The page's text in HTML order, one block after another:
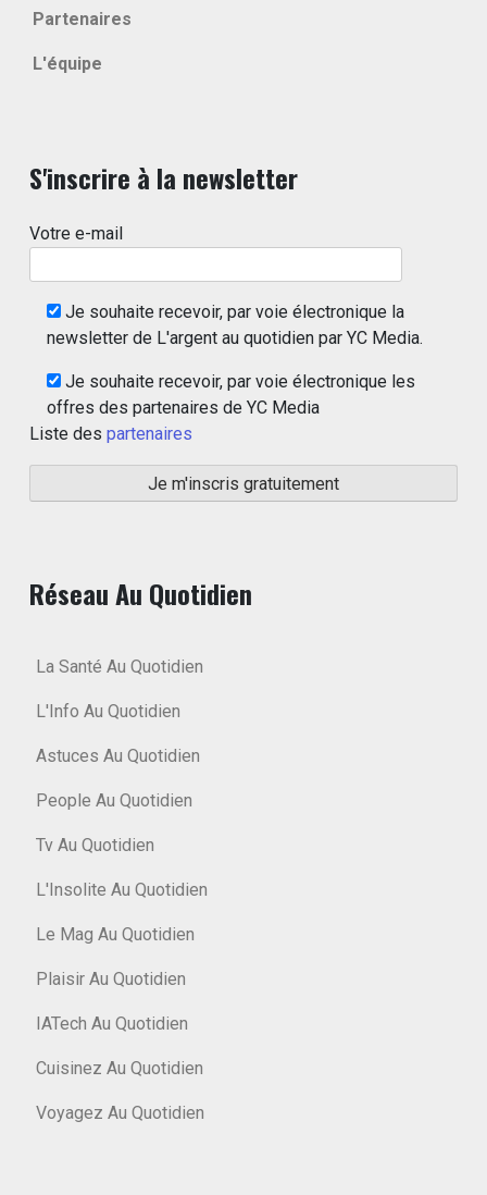
Partenaires
L'équipe
S'inscrire à la newsletter
Votre e-mail
Je souhaite recevoir, par voie électronique la
newsletter de L'argent au quotidien par YC Media.
Je souhaite recevoir, par voie électronique les
offres des partenaires de YC Media
Liste des partenaires
Réseau Au Quotidien
La Santé Au Quotidien
L'Info Au Quotidien
Astuces Au Quotidien
People Au Quotidien
Tv Au Quotidien
L'Insolite Au Quotidien
Le Mag Au Quotidien
Plaisir Au Quotidien
IATech Au Quotidien
Cuisinez Au Quotidien
Voyagez Au Quotidien